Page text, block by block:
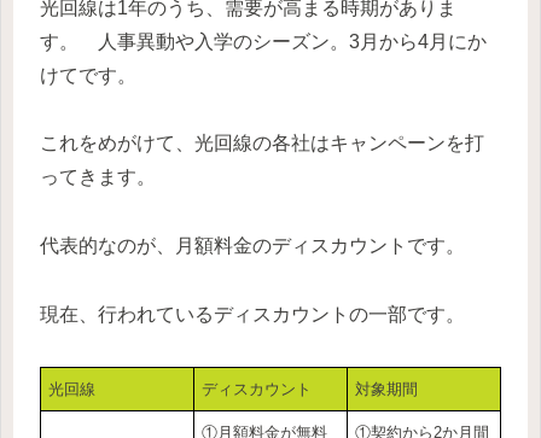
光回線は1年のうち、需要が高まる時期がありま
す。 人事異動や入学のシーズン。3月から4月にか
けてです。
これをめがけて、光回線の各社はキャンペーンを打
ってきます。
代表的なのが、月額料金のディスカウントです。
現在、行われているディスカウントの一部です。
光回線 ディスカウント 対象期間
①月額料金が無料
①契約から2か月間